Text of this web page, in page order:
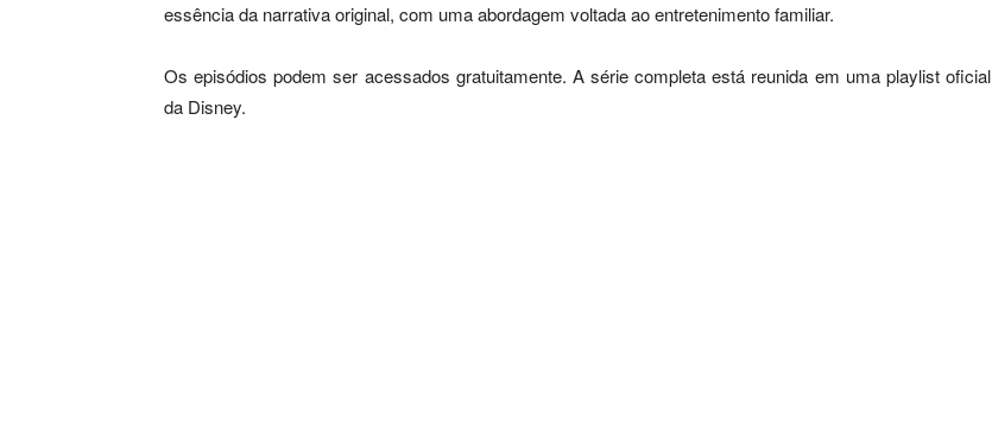
essência da narrativa original, com uma abordagem voltada ao entretenimento familiar.
Os episódios podem ser acessados gratuitamente. A série completa está reunida em uma playlist oficial
da Disney.